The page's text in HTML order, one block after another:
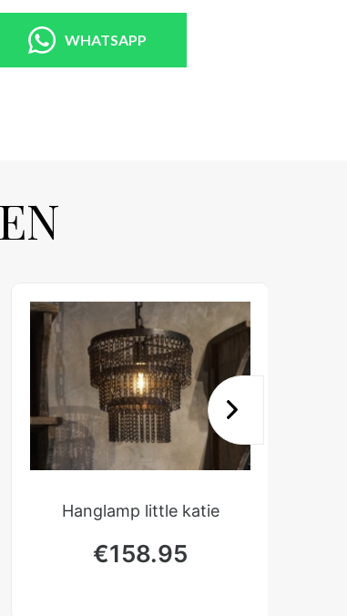
WHATSAPP
Hanglamp little katie
€158.95